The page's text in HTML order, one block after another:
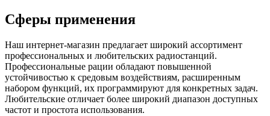
Сферы применения
Наш интернет-магазин предлагает широкий ассортимент
профессиональных и любительских радиостанций.
Профессиональные рации обладают повышенной
устойчивостью к средовым воздействиям, расширенным
набором функций, их программируют для конкретных задач.
Любительские отличает более широкий диапазон доступных
частот и простота использования.